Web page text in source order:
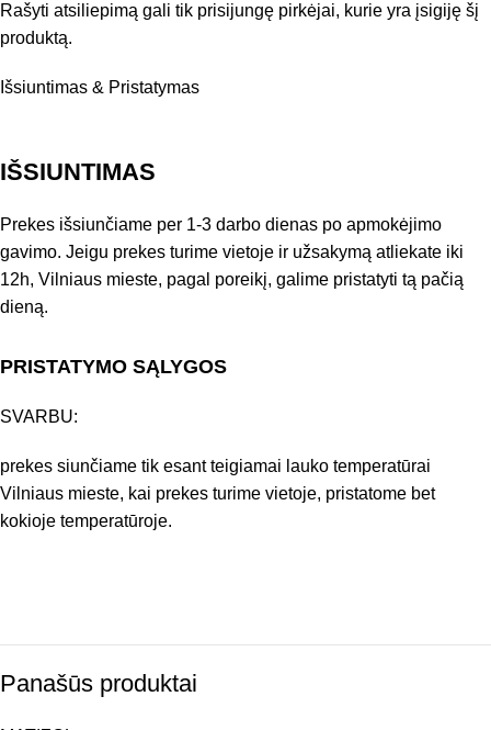
Rašyti atsiliepimą gali tik prisijungę pirkėjai, kurie yra įsigiję šį
produktą.
Išsiuntimas & Pristatymas
IŠSIUNTIMAS
Prekes išsiunčiame per 1-3 darbo dienas po apmokėjimo
gavimo. Jeigu prekes turime vietoje ir užsakymą atliekate iki
12h, Vilniaus mieste, pagal poreikį, galime pristatyti tą pačią
dieną.
PRISTATYMO SĄLYGOS
SVARBU:
prekes siunčiame tik esant teigiamai lauko temperatūrai
Vilniaus mieste, kai prekes turime vietoje, pristatome bet
kokioje temperatūroje.
Panašūs produktai